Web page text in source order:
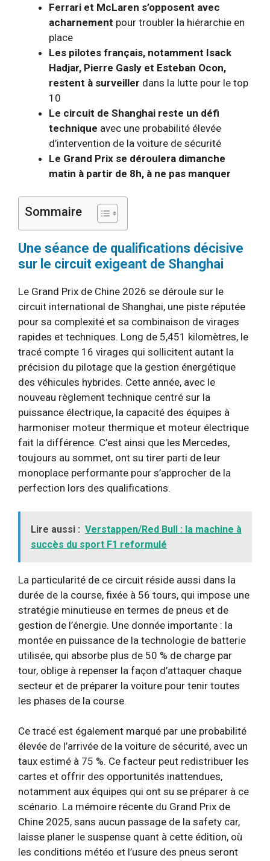
Ferrari et McLaren s’opposent avec
acharnement pour troubler la hiérarchie en
place
Les pilotes français, notamment Isack
Hadjar, Pierre Gasly et Esteban Ocon,
restent à surveiller dans la lutte pour le top
10
Le circuit de Shanghai reste un défi
technique avec une probabilité élevée
d’intervention de la voiture de sécurité
Le Grand Prix se déroulera dimanche
matin à partir de 8h, à ne pas manquer
Sommaire
Une séance de qualifications décisive
sur le circuit exigeant de Shanghai
Le Grand Prix de Chine 2026 se déroule sur le
circuit international de Shanghai, une piste réputée
pour sa complexité et sa combinaison de virages
rapides et techniques. Long de 5,451 kilomètres, le
tracé compte 16 virages qui sollicitent autant la
précision du pilotage que la gestion énergétique
des véhicules hybrides. Cette année, avec le
nouveau règlement technique centré sur la
puissance électrique, la capacité des équipes à
harmoniser moteur thermique et moteur électrique
fait la différence. C’est ainsi que les Mercedes,
toujours au sommet, ont su tirer parti de leur
monoplace performante pour s’approcher de la
perfection lors des qualifications.
Lire aussi : Verstappen/Red Bull : la machine à
succès du sport F1 reformulé
La particularité de ce circuit réside aussi dans la
durée de la course, fixée à 56 tours, qui impose une
stratégie minutieuse en termes de pneus et de
gestion de l’énergie. Une donnée importante : la
montée en puissance de la technologie de batterie
utilisée, qui absorbe plus de 50 % de charge par
tour, oblige à repenser la façon d’attaquer chaque
secteur et de préparer la voiture pour tenir toutes
les phases de la course.
Ce tracé est également marqué par une probabilité
élevée de l’arrivée de la voiture de sécurité, avec un
taux estimé à 75 %. Ce facteur peut redistribuer les
cartes et offrir des opportunités inattendues,
notamment aux équipes qui ont su se préparer à ce
scénario. La mémoire récente du Grand Prix de
Chine 2025, sans aucun passage de la safety car,
laisse planer le suspense quant à cette édition, où
les conditions météo et l’usure des pneus seront